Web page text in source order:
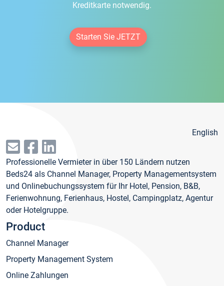
Kreditkarte notwendig.
Starten Sie JETZT
English
Professionelle Vermieter in über 150 Ländern nutzen
Beds24 als Channel Manager, Property Managementsystem
und Onlinebuchungssystem für Ihr Hotel, Pension, B&B,
Ferienwohnung, Ferienhaus, Hostel, Campingplatz, Agentur
oder Hotelgruppe.
Product
Channel Manager
Property Management System
Online Zahlungen